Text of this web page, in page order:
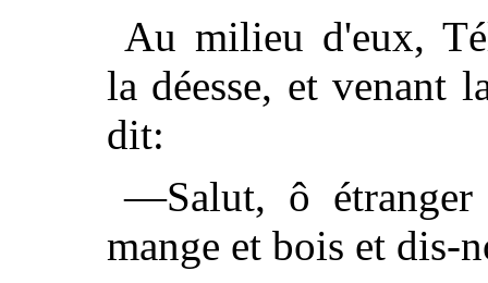
Au milieu d'eux,
la déesse, et venant
dit:
—Salut, ô étranger
mange et bois et dis-